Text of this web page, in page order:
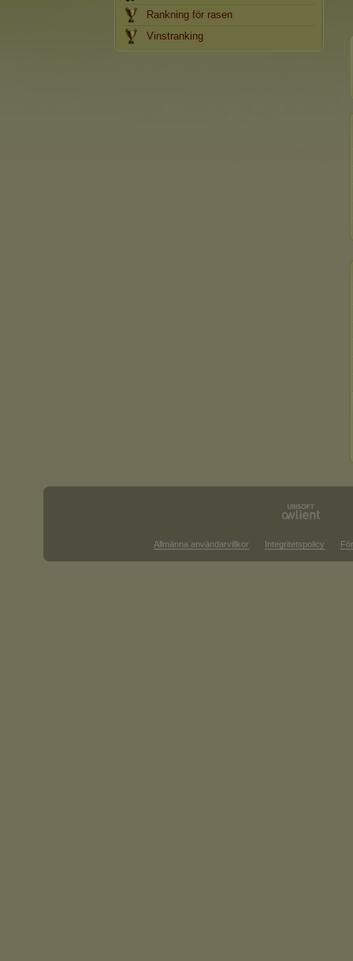
Rankning för rasen
Vinstranking
Allmänna användarvillkor Integritetspolicy